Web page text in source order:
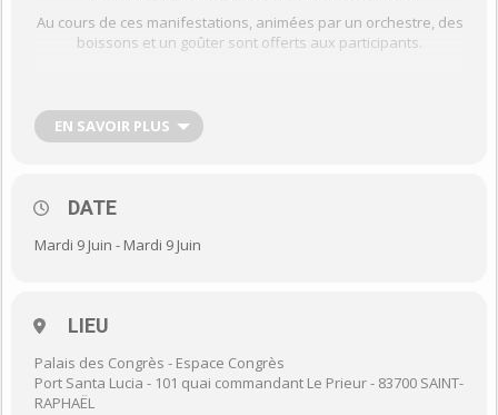
Au cours de ces manifestations, animées par un orchestre, des
boissons et un goûter sont offerts aux participants.
Pour toute première demande d’inscription aux thés dansants
gratuits, une pièce d’identité et un justificatif de domicile vous
EN SAVOIR PLUS
DATE
Mardi 9 Juin - Mardi 9 Juin
LIEU
Palais des Congrès - Espace Congrès
Port Santa Lucia - 101 quai commandant Le Prieur - 83700 SAINT-
RAPHAËL